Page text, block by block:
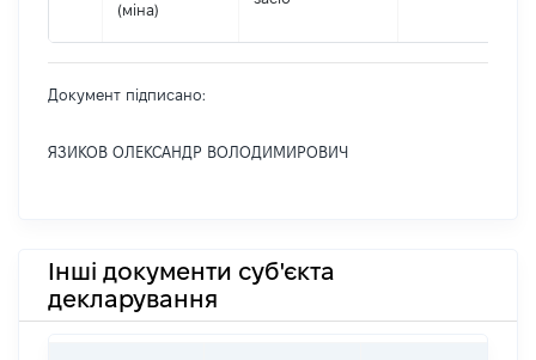
(міна)
Документ підписано:
ЯЗИКОВ ОЛЕКСАНДР ВОЛОДИМИРОВИЧ
Інші документи суб'єкта
декларування